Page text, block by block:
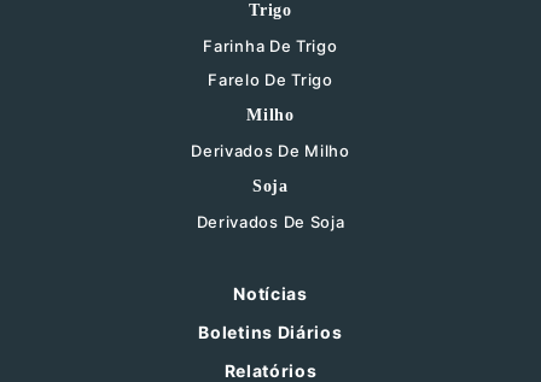
Trigo
Farinha De Trigo
Farelo De Trigo
Milho
Derivados De Milho
Soja
Derivados De Soja
Notícias
Boletins Diários
Relatórios